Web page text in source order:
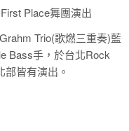
Place舞團演出
Trio(歌燃三重奏)藍
Bass手，於台北Rock
皆有演出。